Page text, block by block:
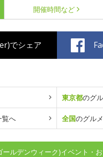
開催時間など
でシェア
東京都のグ
覧へ 全国のグル
ルデンウィーク)イベント・